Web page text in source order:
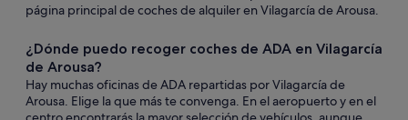
página principal de coches de alquiler en Vilagarcía de Arousa.
¿Dónde puedo recoger coches de ADA en Vilagarcía
de Arousa?
Hay muchas oficinas de ADA repartidas por Vilagarcía de
Arousa. Elige la que más te convenga. En el aeropuerto y en el